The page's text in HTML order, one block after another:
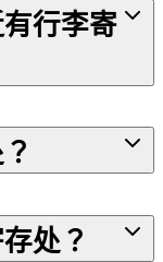
行李寄
处？